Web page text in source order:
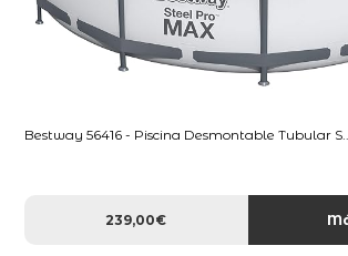
Bestway 56416 - Piscina Desmontable Tubular S...
239,00€